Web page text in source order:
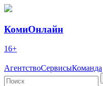
КомиОнлайн
16+
АгентствоСервисыКоманда